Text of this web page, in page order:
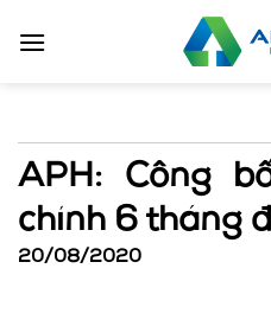
qua
APH: Công
chính 6 tháng
20/08/2020